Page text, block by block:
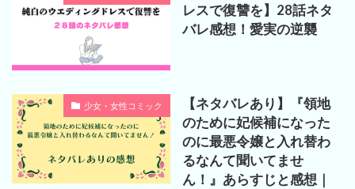
レスで復讐を】28話ネタ
バレ感想！愛実の逆襲
少女・女性コミック
【ネタバレあり】『領地
のために妃候補になった
のに最悪令嬢と入れ替わ
るなんて聞いてませ
ん！』あらすじと感想｜